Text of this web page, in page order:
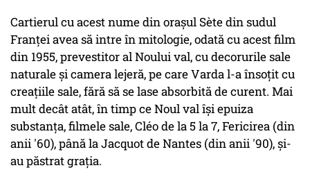
Cartierul cu acest nume din orașul Sète din sudul
Franței avea să intre în mitologie, odată cu acest film
din 1955, prevestitor al Noului val, cu decorurile sale
naturale și camera lejeră, pe care Varda l-a însoțit cu
creațiile sale, fără să se lase absorbită de curent. Mai
mult decât atât, în timp ce Noul val își epuiza
substanța, filmele sale, Cléo de la 5 la 7, Fericirea (din
anii '60), până la Jacquot de Nantes (din anii '90), și-
au păstrat grația.